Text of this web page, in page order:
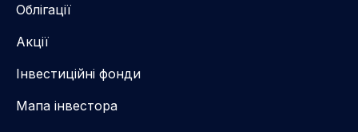
Облігації
Акції
Інвестиційні фонди
Мапа інвестора